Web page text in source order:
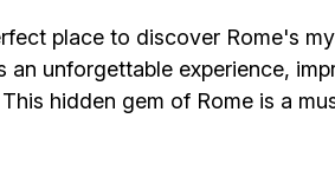
place to discover Rome's
an unforgettable experience,
hidden gem of Rome is a